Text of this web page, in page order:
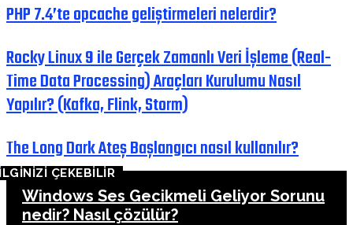
PHP 7.4’te opcache geliştirmeleri nelerdir?
Rocky Linux 9 ile Gerçek Zamanlı Veri İşleme (Real-
Time Data Processing) Araçları Kurulumu Nasıl
Yapılır? (Kafka, Flink, Storm)
The Long Dark Ateş Başlangıcı nasıl kullanılır?
ÇEKEBİLİR
Windows Ses Gecikmeli Geliyor Sorunu
nedir? Nasıl çözülür?